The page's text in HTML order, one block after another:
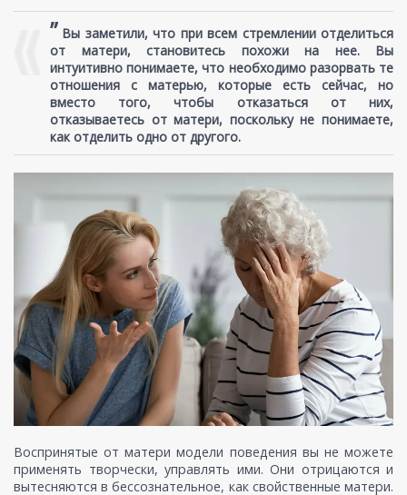
” Вы заметили, что при всем стремлении отделиться
от матери, становитесь похожи на нее. Вы
интуитивно понимаете, что необходимо разорвать те
отношения с матерью, которые есть сейчас, но
вместо того, чтобы отказаться от них,
отказываетесь от матери, поскольку не понимаете,
как отделить одно от другого.
Воспринятые от матери модели поведения вы не можете
применять творчески, управлять ими. Они отрицаются и
вытесняются в бессознательное, как свойственные матери.